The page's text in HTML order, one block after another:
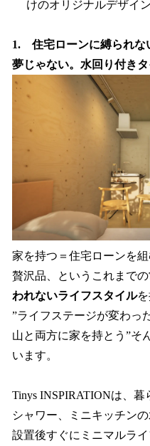
けのオリジナルデザイン
1. 住宅ローンに縛られな
夢じゃない。水回り付き
家を持つ＝住宅ローンを
贅沢品、というこれまでの
われないライフスタイルを
”ライフステージが変わっ
山と両方に家を持とう”そ
います。
Tinys INSPIRATIONは、暮
シャワー、ミニキッチン
設置後すぐにミニマルラ